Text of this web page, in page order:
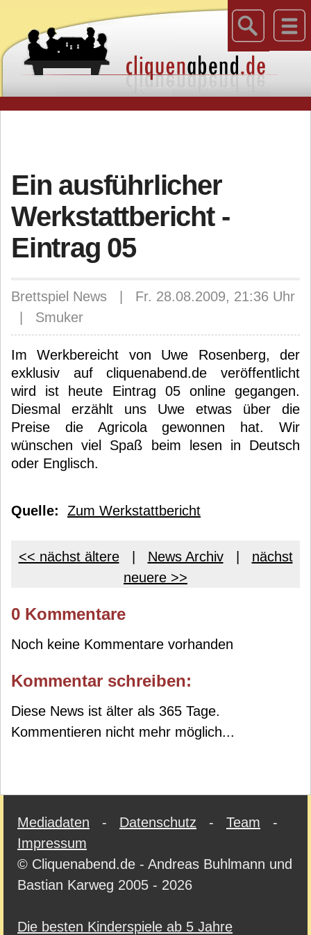
Ein ausführlicher
Werkstattbericht -
Eintrag 05
Brettspiel News | Fr. 28.08.2009, 21:36 Uhr
| Smuker
Im Werkbereicht von Uwe Rosenberg, der
exklusiv auf cliquenabend.de veröffentlicht
wird ist heute Eintrag 05 online gegangen.
Diesmal erzählt uns Uwe etwas über die
Preise die Agricola gewonnen hat. Wir
wünschen viel Spaß beim lesen in Deutsch
oder Englisch.
Quelle: Zum Werkstattbericht
<< nächst ältere| News Archiv| nächst
neuere >>
0 Kommentare
Noch keine Kommentare vorhanden
Kommentar schreiben:
Diese News ist älter als 365 Tage.
Kommentieren nicht mehr möglich...
Mediadaten - Datenschutz - Team -
Impressum
© Cliquenabend.de - Andreas Buhlmann und
Bastian Karweg 2005 - 2026
Die besten Kinderspiele ab 5 Jahre